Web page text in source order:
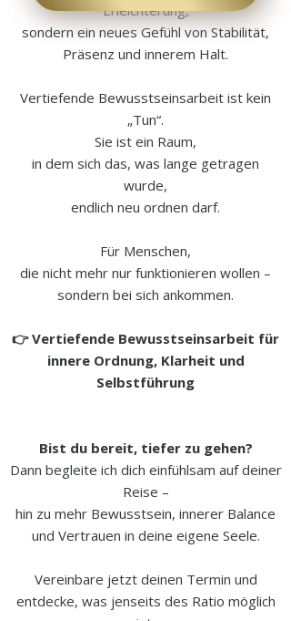
Erleichterung,
sondern ein neues Gefühl von Stabilität,
Präsenz und innerem Halt.
Vertiefende Bewusstseinsarbeit ist kein
„Tun“.
Sie ist ein Raum,
in dem sich das, was lange getragen
wurde,
endlich neu ordnen darf.
Für Menschen,
die nicht mehr nur funktionieren wollen –
sondern bei sich ankommen.
👉 Vertiefende Bewusstseinsarbeit für
innere Ordnung, Klarheit und
Selbstführung
Bist du bereit, tiefer zu gehen?
Dann begleite ich dich einfühlsam auf deiner
Reise –
hin zu mehr Bewusstsein, innerer Balance
und Vertrauen in deine eigene Seele.
Vereinbare jetzt deinen Termin und
entdecke, was jenseits des Ratio möglich